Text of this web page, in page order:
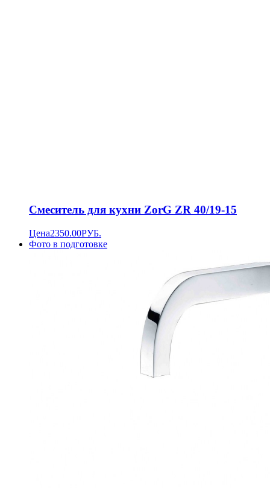
Смеситель для кухни ZorG ZR 40/19-15
Цена2350.00РУБ.
Фото в подготовке